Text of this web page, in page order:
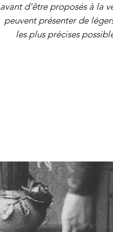
avant d'être proposés à la
peuvent présenter de
les plus précises